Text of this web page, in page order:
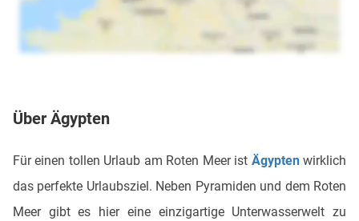
Über Ägypten
Für einen tollen Urlaub am Roten Meer ist Ägyptenwirklich
das perfekte Urlaubsziel. Neben Pyramiden und dem Roten
Meer gibt es hier eine einzigartige Unterwasserwelt zu